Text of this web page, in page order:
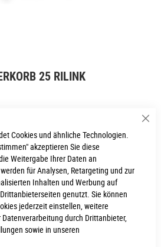
Cookies und ähnliche Technologien.
akzeptieren Sie diese
Weitergabe Ihrer Daten an
für Analysen, Retargeting und zur
Inhalten und Werbung auf
genutzt. Sie können
jederzeit einstellen, weitere
durch Drittanbieter,
sowie in unseren
25 RILINK
WARENKORB